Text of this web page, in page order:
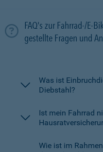
FAQ's zur Fahrrad-/E-
gestellte Fragen und
Was ist
Diebstahl?
Ist mein Fahrrad
Wie ist im